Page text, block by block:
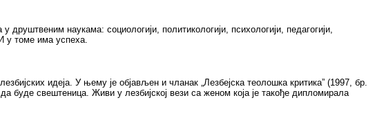
наукама: социологији, политикологији, психологији, педагогији,
у томе има успеха.
идеја. У њему је објављен и чланак „Лезбејска теолошка критика” (1997, бр.
буде свештеница. Живи у лезбијској вези са женом која је такође дипломирала